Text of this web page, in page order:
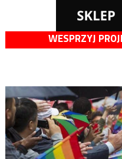
WESPRZYJ